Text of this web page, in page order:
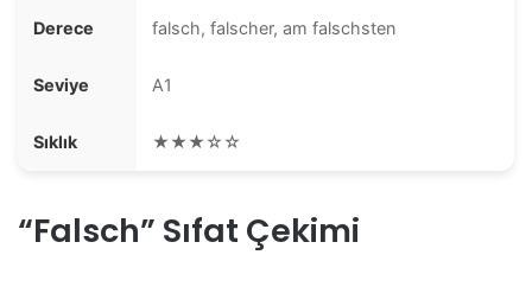
Derece falsch, falscher, am falschsten
Seviye A1
Sıklık ★★★☆☆
“Falsch” Sıfat Çekimi